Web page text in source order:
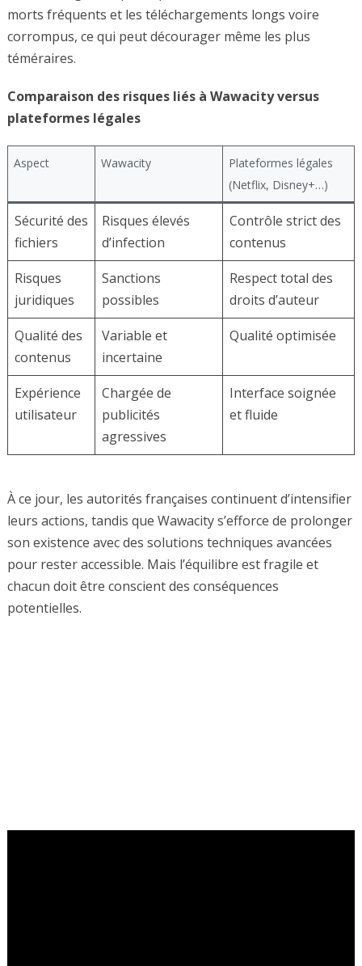
morts fréquents et les téléchargements longs voire
corrompus, ce qui peut décourager même les plus
téméraires.
Comparaison des risques liés à Wawacity versus
plateformes légales
Aspect Wawacity
Plateformes légales
(Netflix, Disney+…)
Sécurité des
fichiers
Risques élevés
d’infection
Contrôle strict des
contenus
Risques
juridiques
Sanctions
possibles
Respect total des
droits d’auteur
Qualité des
contenus
Variable et
incertaine
Qualité optimisée
Expérience
utilisateur
Chargée de
publicités
agressives
Interface soignée
et fluide
À ce jour, les autorités françaises continuent d’intensifier
leurs actions, tandis que Wawacity s’efforce de prolonger
son existence avec des solutions techniques avancées
pour rester accessible. Mais l’équilibre est fragile et
chacun doit être conscient des conséquences
potentielles.